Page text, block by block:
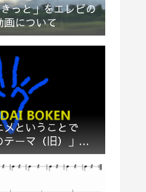
っと」をエレピの
画について
ということで
テーマ（旧）」多
応援してみた